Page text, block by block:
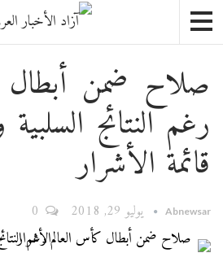
صلاح ضمن أبطال
رغم النتائج
قائمة الأشرار
Abnewsar يوليو 29, 2018